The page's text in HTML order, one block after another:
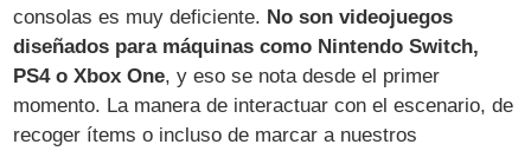
consolas es muy deficiente. No son videojuegos
diseñados para máquinas como Nintendo Switch,
PS4 o Xbox One, y eso se nota desde el primer
momento. La manera de interactuar con el escenario, de
recoger ítems o incluso de marcar a nuestros